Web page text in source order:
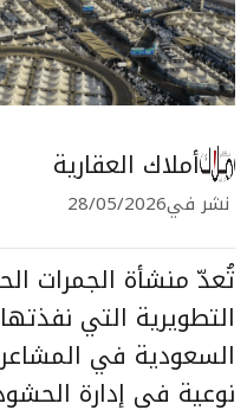
أملاك العقارية
نشر في28/05/2026
تُعدّ منشأة الجمرات
التطويرية التي
السعودية في
نوعية في إدارة